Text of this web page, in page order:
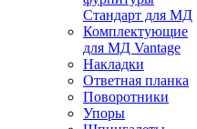
Стандарт для МД
Комплектующие
для МД Vantage
Накладки
Ответная планка
Поворотники
Упоры